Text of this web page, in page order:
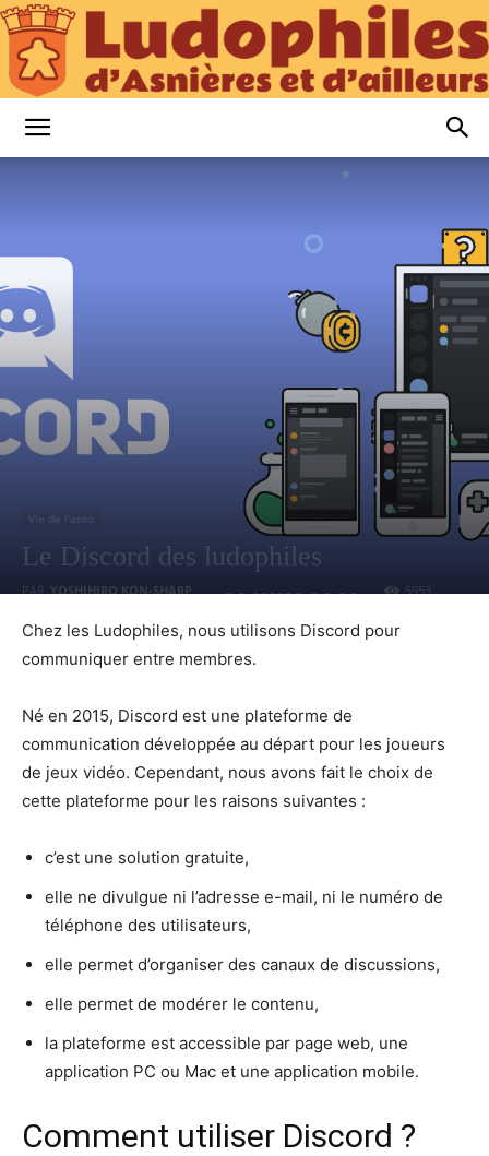
d’Asnières
d’Ailleurs
Vie de l'asso
Le Discord des ludophiles
PAR YOSHIHIRO KON-SHARP 11 JUIN 2019
5953
Chez les Ludophiles, nous utilisons Discord pour
communiquer entre membres.
Né en 2015, Discord est une plateforme de
communication développée au départ pour les joueurs
de jeux vidéo. Cependant, nous avons fait le choix de
cette plateforme pour les raisons suivantes :
c’est une solution gratuite,
elle ne divulgue ni l’adresse e-mail, ni le numéro de
téléphone des utilisateurs,
elle permet d’organiser des canaux de discussions,
elle permet de modérer le contenu,
la plateforme est accessible par page web, une
application PC ou Mac et une application mobile.
Comment utiliser Discord ?